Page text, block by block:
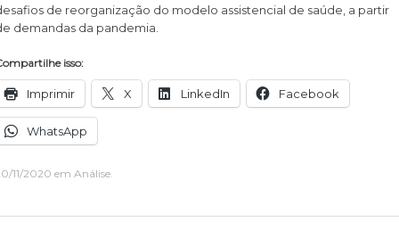
de reorganização do modelo assistencial de saúde, a partir
demandas da pandemia.
isso:
Imprimir X LinkedIn Facebook
WhatsApp
11/2020 em Análise.